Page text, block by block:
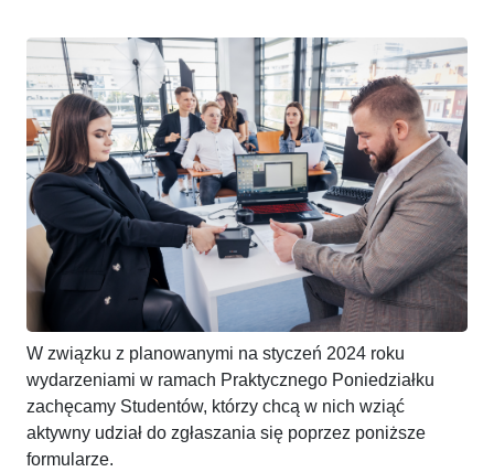
W związku z planowanymi na styczeń 2024 roku
wydarzeniami w ramach Praktycznego Poniedziałku
zachęcamy Studentów, którzy chcą w nich wziąć
aktywny udział do zgłaszania się poprzez poniższe
formularze.